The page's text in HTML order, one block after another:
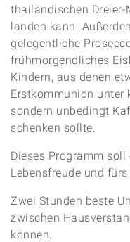
thailändischen
landen kann.
gelegentliche
frühmorgendliches
Kindern, aus denen
Erstkommunion unter
sondern unbedingt
schenken sollte.
Dieses Programm
Lebensfreude und
Zwei Stunden beste
zwischen
können.